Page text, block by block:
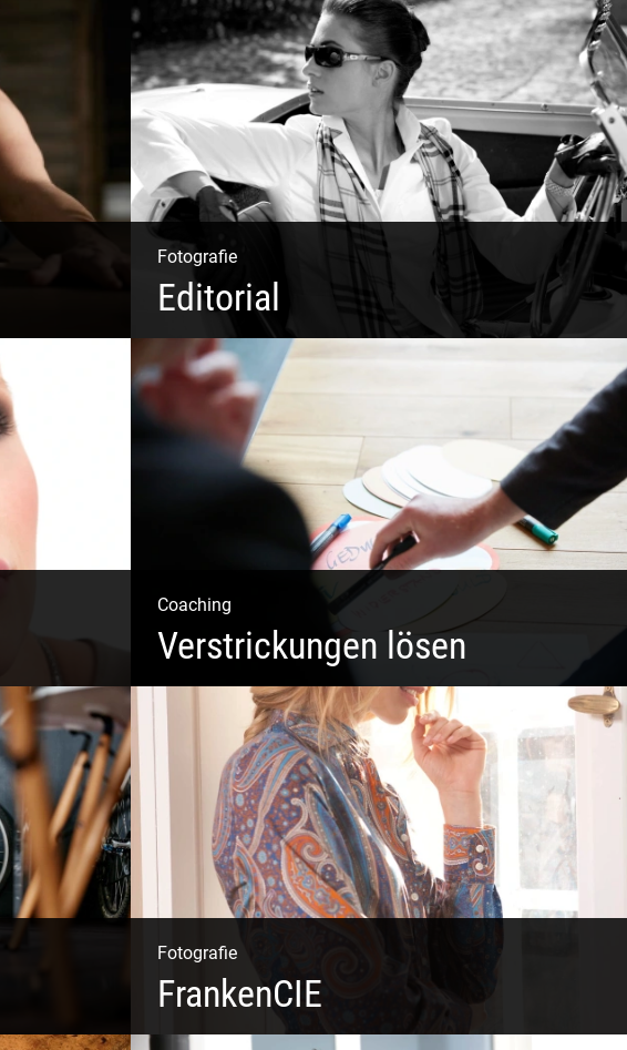
Pint- & Webdesign, Fotografie & Corporate-Design
Fotografie
Editorial
Klassische Editorials
Coaching
Verstrickungen lösen
Systemisches Coaching & Systemische Aufstellung
Fotografie
FrankenCIE